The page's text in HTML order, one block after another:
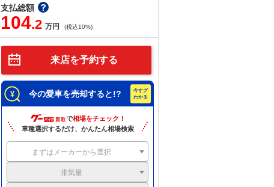
支払総額
104.2 万円 (税込10%)
来店を予約する
今の愛車を売却すると!?
で相場をチェック！
車種選択するだけ、かんたん相場検索
まずはメーカーから選択
排気量